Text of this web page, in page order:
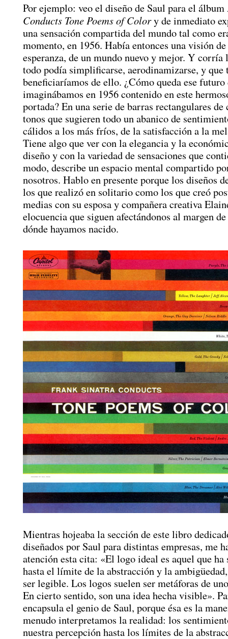
Por ejemplo: veo el diseño de Saul para el álbum
Conducts Tone Poems of Colory de inmediato
una sensación compartida del mundo tal como
momento, en 1956. Había entonces una visión
esperanza, de un mundo nuevo y mejor. Y corría
todo podía simplificarse, aerodinamizarse, y que
beneficiaríamos de ello. ¿Cómo queda ese futuro
imaginábamos en 1956 contenido en este
portada? En una serie de barras rectangulares de
tonos que sugieren todo un abanico de
cálidos a los más fríos, de la satisfacción a la
Tiene algo que ver con la elegancia y la
diseño y con la variedad de sensaciones que
modo, describe un espacio mental compartido
nosotros. Hablo en presente porque los diseños
los que realizó en solitario como los que creó
medias con su esposa y compañera creativa
elocuencia que siguen afectándonos al margen
dónde hayamos nacido.
Mientras hojeaba la sección de este libro
diseñados por Saul para distintas empresas, me
atención esta cita: «El logo ideal es aquel que ha
hasta el límite de la abstracción y la
ser legible. Los logos suelen ser metáforas de
En cierto sentido, son una idea hecha visible».
encapsula el genio de Saul, porque ésa es la
menudo interpretamos la realidad: los
nuestra percepción hasta los límites de la